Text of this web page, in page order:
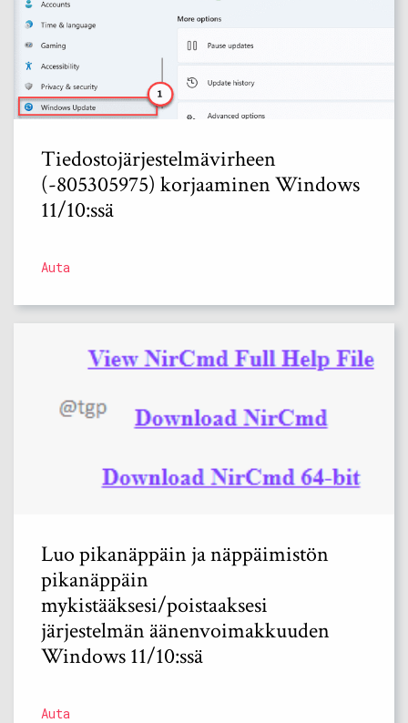
Tiedostojärjestelmävirheen
(-805305975) korjaaminen Windows
11/10:ssä
Auta
Luo pikanäppäin ja näppäimistön
pikanäppäin
mykistääksesi/poistaaksesi
järjestelmän äänenvoimakkuuden
Windows 11/10:ssä
Auta